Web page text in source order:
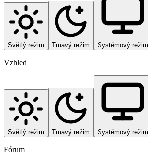
Světlý režim Tmavý režim Systémový režim
Vzhled
Světlý režim Tmavý režim Systémový režim
Fórum